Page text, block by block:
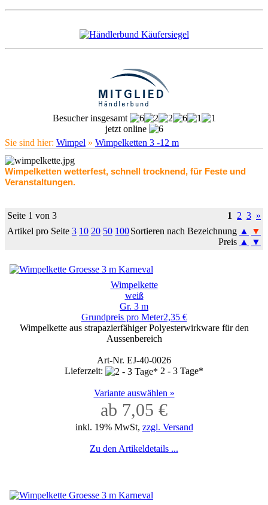
Besucher insgesamt
jetzt online
Sie sind hier: Wimpel » Wimpelketten 3 -12 m
Wimpelketten wetterfest, schnell trocknend, für Feste und
Veranstaltungen.
Seite 1 von 3 1 2 3 »
Artikel pro Seite 3 10 20 50 100Sortieren nach Bezeichnung ▲
▼
Preis ▲ ▼
Wimpelkette
weiß
Gr. 3 m
Grundpreis pro Meter2,35 €
Wimpelkette aus strapazierfähiger Polyesterwirkware für den
Aussenbereich
Art-Nr. EJ-40-0026
Lieferzeit:
2 - 3 Tage*
Variante auswählen »
ab 7,05 €
inkl. 19% MwSt, zzgl. Versand
Zu den Artikeldetails ...